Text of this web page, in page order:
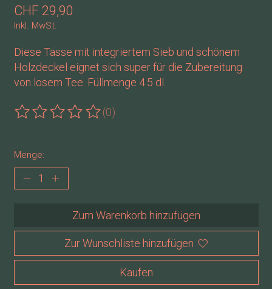
CHF 29,90
Inkl. MwSt.
Diese Tasse mit integriertem Sieb und schönem
Holzdeckel eignet sich super für die Zubereitung
von losem Tee. Füllmenge 4.5 dl.
Die Bewertung dieses Produkts ist
(0)
Menge:
Zum Warenkorb hinzufügen
Zur Wunschliste hinzufügen
Kaufen